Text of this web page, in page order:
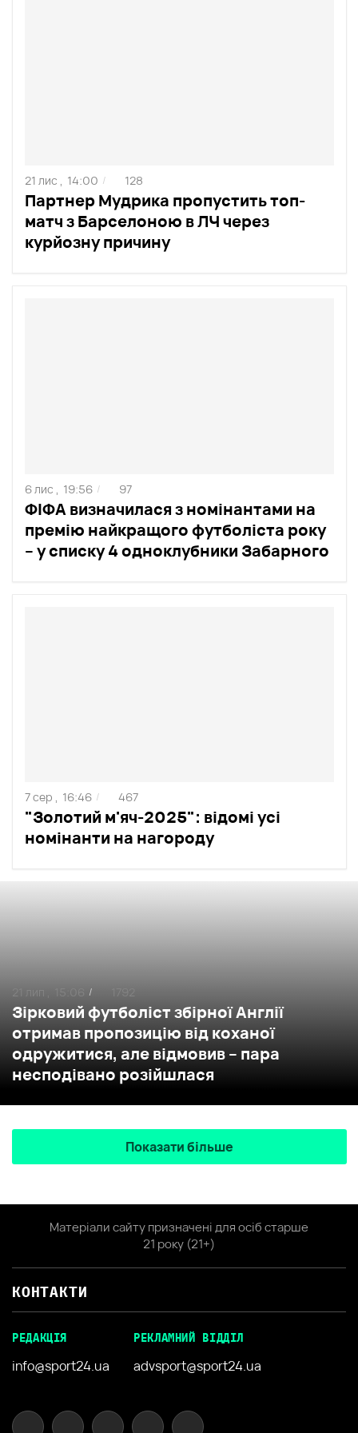
Партнер Мудрика пропустить топ-
матч з Барселоною в ЛЧ через
курйозну причину
21 лис , 14:00 / 128
ФІФА визначилася з номінантами на
премію найкращого футболіста року
– у списку 4 одноклубники Забарного
6 лис , 19:56 / 97
"Золотий м'яч-2025": відомі усі
номінанти на нагороду
7 сер , 16:46 / 467
Зірковий футболіст збірної Англії
отримав пропозицію від коханої
одружитися, але відмовив – пара
несподівано розійшлася
21 лип , 15:06 /
Показати більше
Матеріали сайту призначені для осіб старше
21 року (21+)
КОНТАКТИ
РЕДАКЦІЯ
info@sport24.ua
РЕКЛАМНИЙ ВІДДІЛ
advsport@sport24.ua